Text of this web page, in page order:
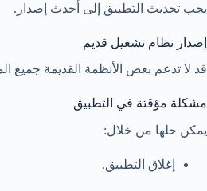
يجب تحديث التطبيق إلى أحدث إصدار.
إصدار نظام تشغيل قديم
قد لا تدعم بعض الأنظمة القديمة جميع
مشكلة مؤقتة في التطبيق
يمكن حلها من خلال:
إغلاق التطبيق.